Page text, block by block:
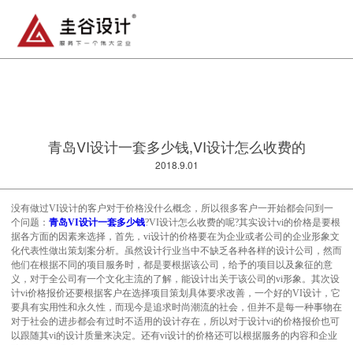
青岛VI设计一套多少钱,VI设计怎么收费的
2018.9.01
没有做过VI设计的客户对于价格没什么概念，所以很多客户一开始都会问到一
个问题： 青岛VI设计一套多少钱?VI设计怎么收费的呢?其实设计vi的价格是要根
据各方面的因素来选择，首先，vi设计的价格要在为企业或者公司的企业形象文
化代表性做出策划案分析。虽然设计行业当中不缺乏各种各样的设计公司，然而
他们在根据不同的项目服务时，都是要根据该公司，给予的项目以及象征的意
义，对于全公司有一个文化主流的了解，能设计出关于该公司的vi形象。其次设
计vi价格报价还要根据客户在选择项目策划具体要求改善，一个好的VI设计，它
要具有实用性和永久性，而现今是追求时尚潮流的社会，但并不是每一种事物在
对于社会的进步都会有过时不适用的设计存在，所以对于设计vi的价格报价也可
以跟随其vi的设计质量来决定。还有vi设计的价格还可以根据服务的内容和企业